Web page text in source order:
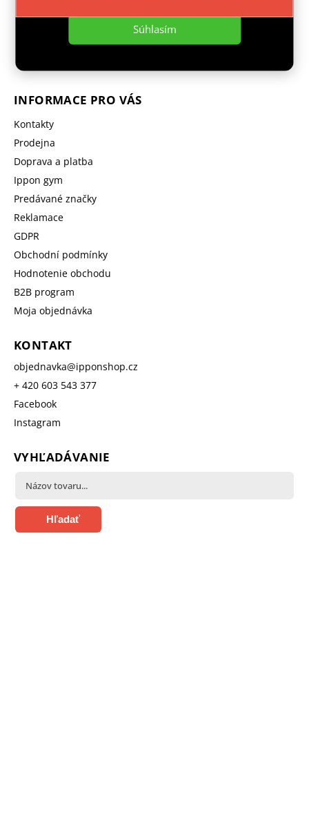
Súhlasím
objednavka@ipponshop.cz
+ 420 603 543 377
INFORMACE PRO VÁS
Kontakty
Prodejna
Doprava a platba
Ippon gym
Predávané značky
Reklamace
GDPR
Obchodní podmínky
Hodnotenie obchodu
B2B program
Moja objednávka
KONTAKT
objednavka@ipponshop.cz
+ 420 603 543 377
Facebook
Instagram
VYHĽADÁVANIE
Hľadať